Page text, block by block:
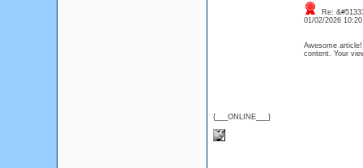
{___ONLINE___}
Re:
01/02/2026
Awesome
content. Your